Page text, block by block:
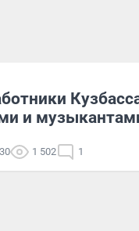
и
1 502 1